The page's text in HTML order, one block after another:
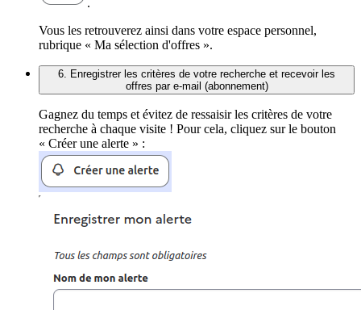
.
Vous les retrouverez ainsi dans votre espace personnel,
rubrique « Ma sélection d'offres ».
6. Enregistrer les critères de votre recherche et recevoir les
offres par e-mail (abonnement)
Gagnez du temps et évitez de ressaisir les critères de votre
recherche à chaque visite ! Pour cela, cliquez sur le bouton
« Créer une alerte » :